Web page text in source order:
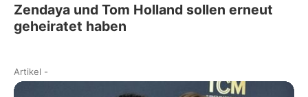
Zendaya und Tom Holland sollen erneut
geheiratet haben
Artikel -